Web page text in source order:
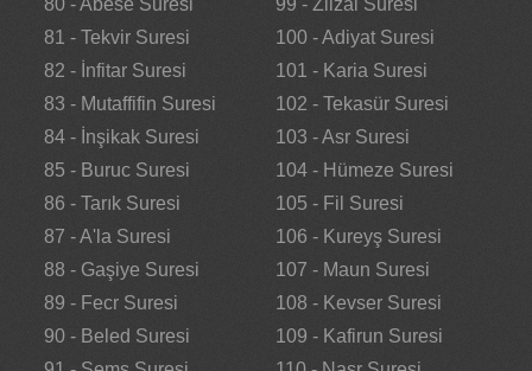
81 - Tekvir Suresi
82 - İnfitar Suresi
83 - Mutaffifin Suresi
84 - İnşikak Suresi
85 - Buruc Suresi
86 - Tarık Suresi
87 - A'la Suresi
88 - Gaşiye Suresi
89 - Fecr Suresi
90 - Beled Suresi
100 - Adiyat Suresi
101 - Karia Suresi
102 - Tekasür Suresi
103 - Asr Suresi
104 - Hümeze Suresi
105 - Fil Suresi
106 - Kureyş Suresi
107 - Maun Suresi
108 - Kevser Suresi
109 - Kafirun Suresi